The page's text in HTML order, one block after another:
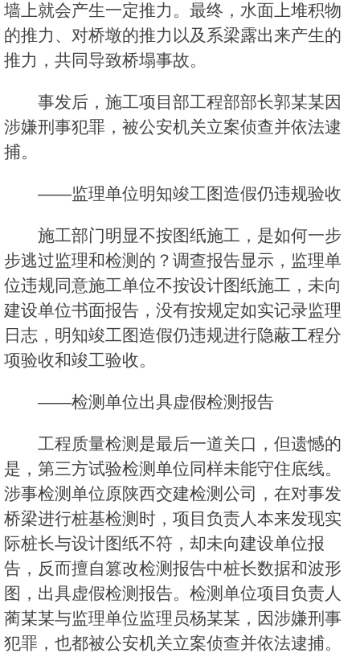
墙上就会产生一定推力。最终，水面上堆积物
的推力、对桥墩的推力以及系梁露出来产生的
推力，共同导致桥塌事故。
事发后，施工项目部工程部部长郭某某因
涉嫌刑事犯罪，被公安机关立案侦查并依法逮
捕。
——监理单位明知竣工图造假仍违规验收
施工部门明显不按图纸施工，是如何一步
步逃过监理和检测的？调查报告显示，监理单
位违规同意施工单位不按设计图纸施工，未向
建设单位书面报告，没有按规定如实记录监理
日志，明知竣工图造假仍违规进行隐蔽工程分
项验收和竣工验收。
——检测单位出具虚假检测报告
工程质量检测是最后一道关口，但遗憾的
是，第三方试验检测单位同样未能守住底线。
涉事检测单位原陕西交建检测公司，在对事发
桥梁进行桩基检测时，项目负责人本来发现实
际桩长与设计图纸不符，却未向建设单位报
告，反而擅自篡改检测报告中桩长数据和波形
图，出具虚假检测报告。检测单位项目负责人
蔺某某与监理单位监理员杨某某，因涉嫌刑事
犯罪，也都被公安机关立案侦查并依法逮捕。